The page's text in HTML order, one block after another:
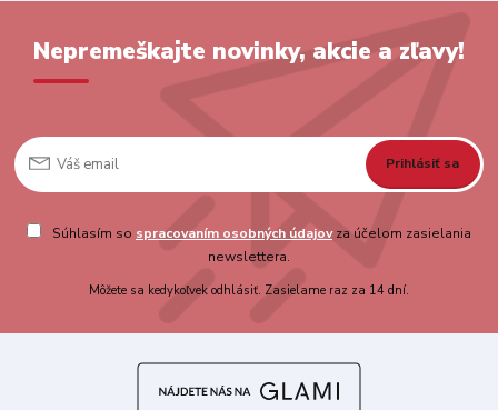
Nepremeškajte novinky, akcie a zľavy!
Prihlásiť sa
Súhlasím so spracovaním osobných údajovza účelom zasielania
newslettera.
Môžete sa kedykoľvek odhlásiť. Zasielame raz za 14 dní.